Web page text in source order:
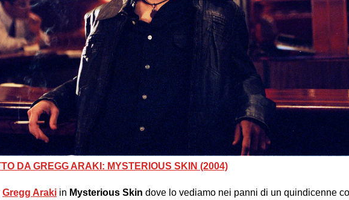
DA GREGG ARAKI: MYSTERIOUS SKIN (2004)
Gregg Araki in Mysterious Skin dove lo vediamo nei panni di un quindicenne